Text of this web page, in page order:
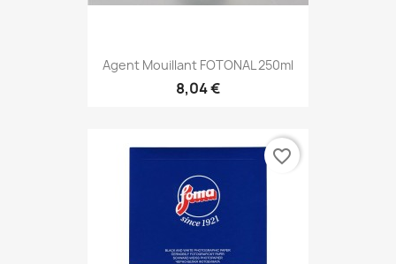
Agent Mouillant FOTONAL 250ml
8,04 €
favorite_border